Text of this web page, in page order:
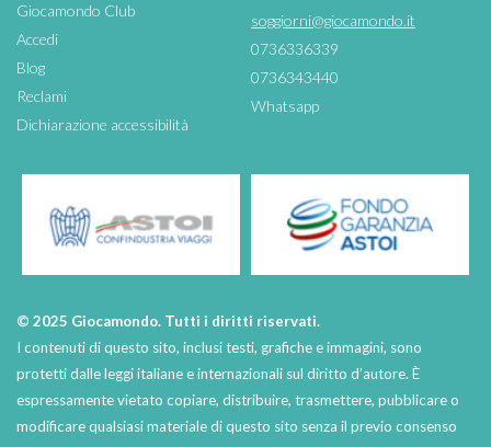
Giocamondo Club
Accedi
Blog
Reclami
Dichiarazione accessibilità
soggiorni@giocamondo.it
0736336339
0736343440
Whatsapp
© 2025 Giocamondo. Tutti i diritti riservati.
I contenuti di questo sito, inclusi testi, grafiche e immagini, sono
protetti dalle leggi italiane e internazionali sul diritto d’autore. È
espressamente vietato copiare, distribuire, trasmettere, pubblicare o
modificare qualsiasi materiale di questo sito senza il previo consenso